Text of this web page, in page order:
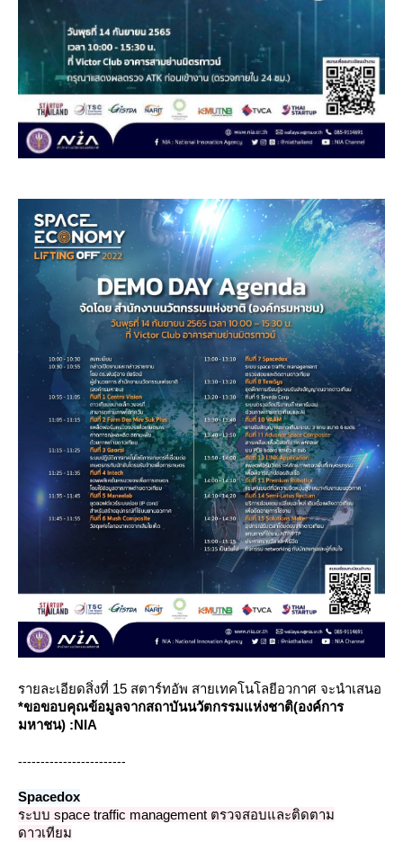
รายละเอียดสิ่งที่ 15 สตาร์ทอัพ สายเทคโนโลยีอวกาศ จะนำเสนอ
*ขอขอบคุณข้อมูลจากสถาบันนวัตกรรมแห่งชาติ(องค์การ
มหาชน) :NIA
------------------------
Spacedox
ระบบ space traffic management ตรวจสอบและติดตาม
ดาวเทียม